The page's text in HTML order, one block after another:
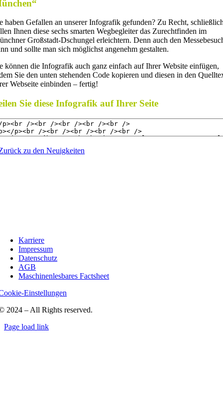
haben Gefallen an unserer Infografik gefunden? Zu Recht,
Ihnen diese sechs smarten Wegbegleiter das Zurechtfinden im
Großstadt-Dschungel erleichtern. Denn auch den
und sollte man sich möglichst angenehm gestalten.
können die Infografik auch ganz einfach auf Ihrer Website einfügen,
Sie den unten stehenden Code kopieren und diesen in den
Webseite einbinden – fertig!
Sie diese Infografik auf Ihrer Seite
zu den Neuigkeiten
Karriere
Impressum
Datenschutz
AGB
Maschinenlesbares Factsheet
Einstellungen
2024 – All Rights reserved.
Page load link